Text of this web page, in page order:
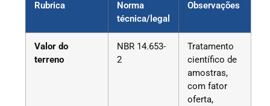
Rubrica
Norma
técnica/legal
Observações
Valor do
terreno
NBR 14.653-
2
Tratamento
científico de
amostras,
com fator
oferta,